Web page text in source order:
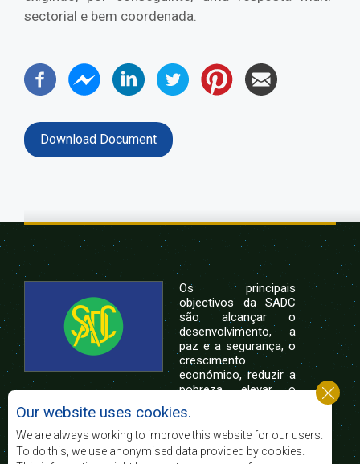
sectorial e bem coordenada.
Download Document
Os principais
objectivos da SADC
são alcançar o
desenvolvimento, a
paz e a segurança, o
crescimento
económico, reduzir a
pobreza, elevar o
nível e a qualidade de vida das populações da
África Austral, e apoiar as camadas sociais
desfavorecidas mediante a integração regional,
assente nos princípios democráticos e no
Our website uses cookies.
We are always working to improve this website for our users.
To do this, we use anonymised data provided by cookies.